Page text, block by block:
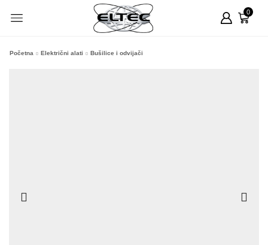
0
Početna Električni alati Bušilice i odvijači